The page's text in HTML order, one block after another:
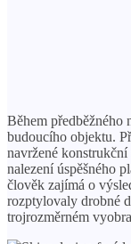
Během předběžného
budoucího objektu.
navržené konstrukční
nalezení úspěšného
člověk zajímá o
rozptylovaly drobné
trojrozměrném